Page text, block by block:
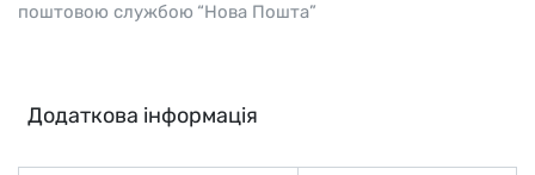
поштовою службою “Нова Пошта”
Додаткова інформація